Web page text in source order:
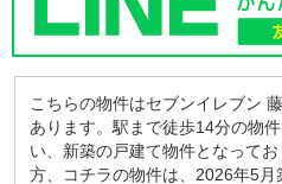
こちらの物件はセブンイレブン
あります。駅まで徒歩14分の物
い、新築の戸建て物件となって
方、コチラの物件は、2026年5